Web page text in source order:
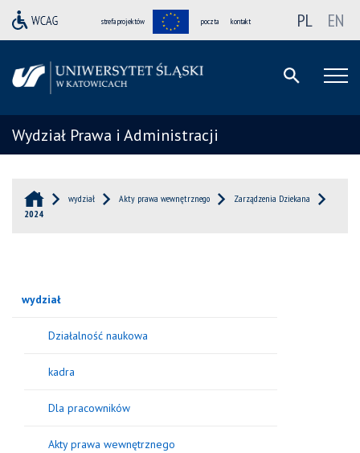
strefa projektów poczta kontakt PL EN
Wydział Prawa i Administracji
wydział Akty prawa wewnętrznego
Zarządzenia Dziekana
2024
wydział
Działalność naukowa
kadra
Dla pracowników
Akty prawa wewnętrznego